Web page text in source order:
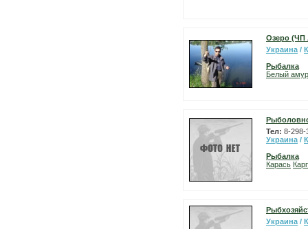
Озеро (ЧП
Украина /
Рыбалка
Белый амур
Тел: 8-298-
Украина /
Рыбалка
Карась
Украина /